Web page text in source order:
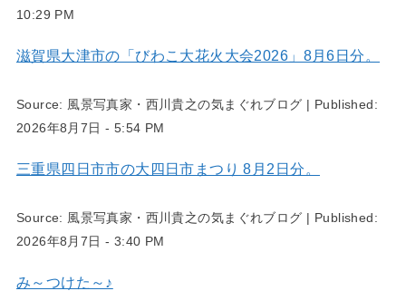
10:29 PM
滋賀県大津市の「びわこ大花火大会2026」8月6日分。
Source: 風景写真家・西川貴之の気まぐれブログ | Published:
2026年8月7日 - 5:54 PM
三重県四日市市の大四日市まつり 8月2日分。
Source: 風景写真家・西川貴之の気まぐれブログ | Published:
2026年8月7日 - 3:40 PM
み～つけた～♪